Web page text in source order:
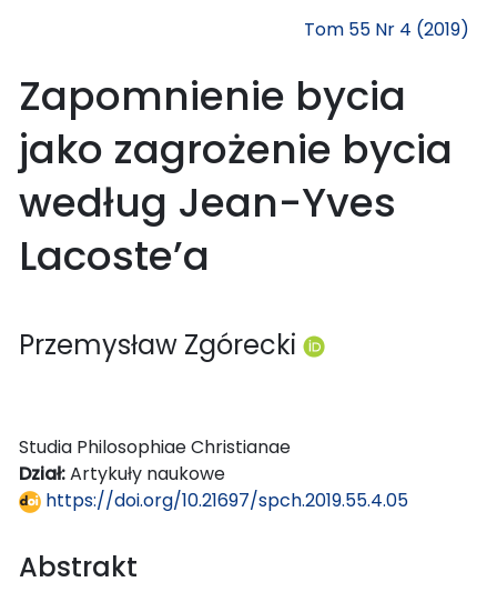
Tom 55 Nr 4 (2019)
Zapomnienie bycia
jako zagrożenie bycia
według Jean-Yves
Lacoste’a
Przemysław Zgórecki
Studia Philosophiae Christianae
Dział:Artykuły naukowe
https://doi.org/10.21697/spch.2019.55.4.05
Abstrakt